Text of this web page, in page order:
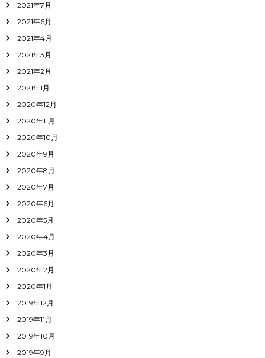
2021年7月
2021年6月
2021年4月
2021年3月
2021年2月
2021年1月
2020年12月
2020年11月
2020年10月
2020年9月
2020年8月
2020年7月
2020年6月
2020年5月
2020年4月
2020年3月
2020年2月
2020年1月
2019年12月
2019年11月
2019年10月
2019年9月